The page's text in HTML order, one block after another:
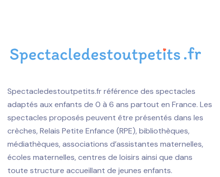
Spectacledestoutpetits.fr référence des spectacles
adaptés aux enfants de 0 à 6 ans partout en France. Les
spectacles proposés peuvent être présentés dans les
crèches, Relais Petite Enfance (RPE), bibliothèques,
médiathèques, associations d’assistantes maternelles,
écoles maternelles, centres de loisirs ainsi que dans
toute structure accueillant de jeunes enfants.